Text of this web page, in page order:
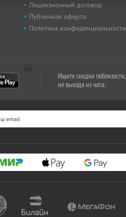
Лицензионный договор
Публичная оферта
Политика конфиденциальности
Ищите скидки поблизости,
не выходя из чата: